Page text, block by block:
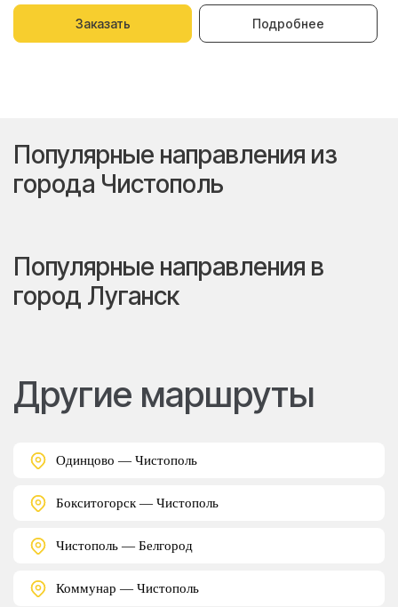
Заказать Подробнее
Популярные направления из
города Чистополь
Популярные направления в
город Луганск
Другие маршруты
Одинцово — Чистополь
Бокситогорск — Чистополь
Чистополь — Белгород
Коммунар — Чистополь